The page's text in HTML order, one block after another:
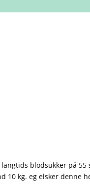
blodsukker på
kg. eg elsker